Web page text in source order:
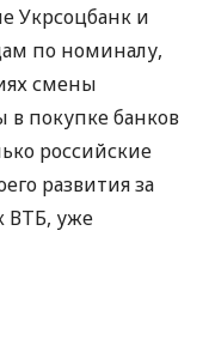
Укрсоцбанк и
по номиналу,
смены
в покупке банков
российские
развития за
ВТБ, уже